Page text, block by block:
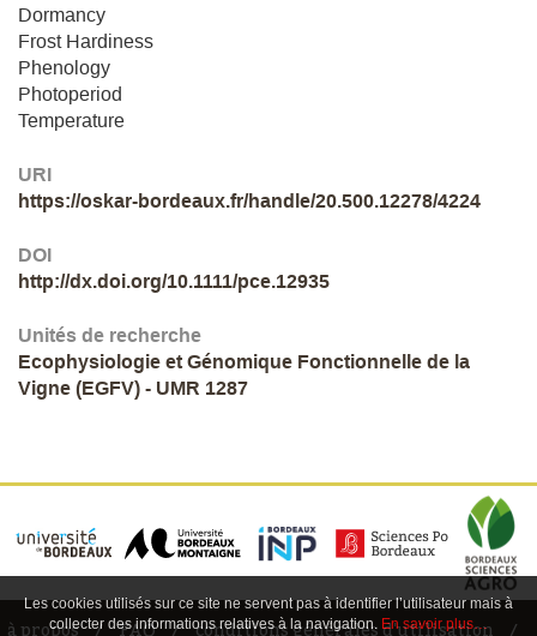
Dormancy
Frost Hardiness
Phenology
Photoperiod
Temperature
URI
https://oskar-bordeaux.fr/handle/20.500.12278/4224
DOI
http://dx.doi.org/10.1111/pce.12935
Unités de recherche
Ecophysiologie et Génomique Fonctionnelle de la
Vigne (EGFV) - UMR 1287
à propos FAQ conditions générales d'utilisation
Les cookies utilisés sur ce site ne servent pas à identifier l’utilisateur mais à
collecter des informations relatives à la navigation. En savoir plus…